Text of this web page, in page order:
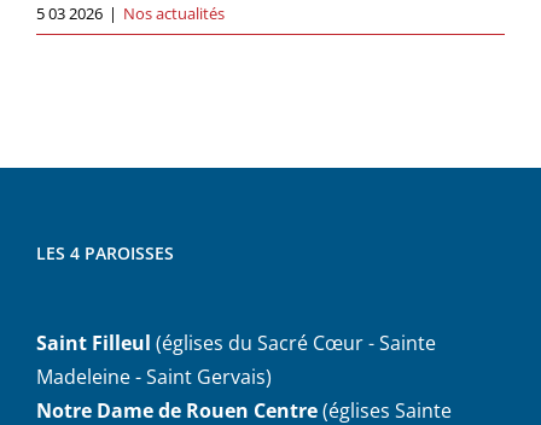
5 03 2026 | Nos actualités
LES 4 PAROISSES
Saint Filleul (églises du Sacré Cœur - Sainte
Madeleine - Saint Gervais)
Notre Dame de Rouen Centre(églises Sainte